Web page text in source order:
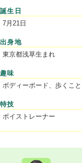
誕生日
7月21日
出身地
東京都浅草生まれ
趣味
ボディーボード、歩くこと
特技
ボイストレーナー